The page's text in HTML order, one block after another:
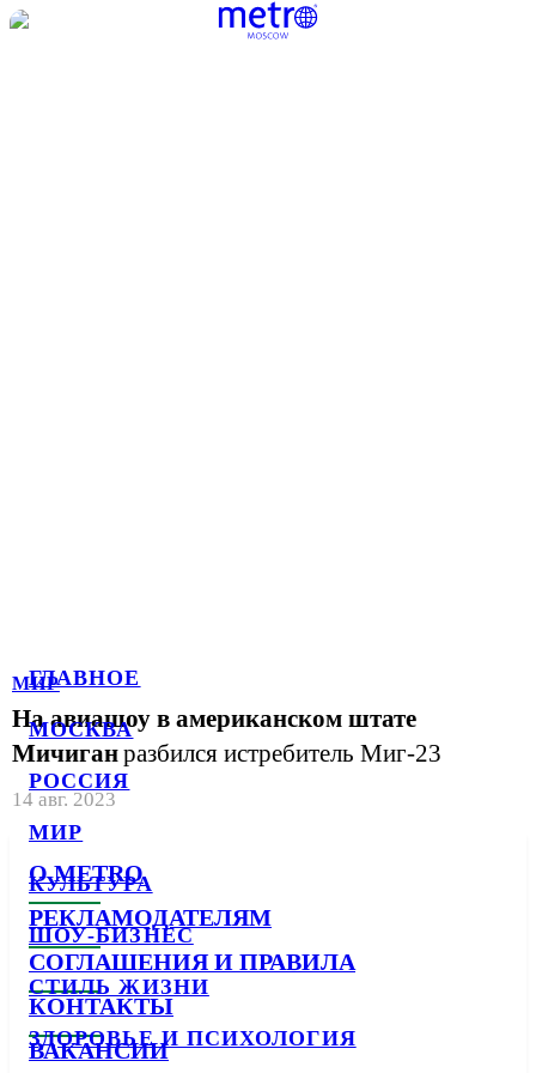
ГЛАВНОЕ
МОСКВА
РОССИЯ
МИР
КУЛЬТУРА
ШОУ-БИЗНЕС
СТИЛЬ ЖИЗНИ
ЗДОРОВЬЕ И ПСИХОЛОГИЯ
МИР
На авиашоу в американском штате
Мичиганразбился истребитель Миг-23
14 авг. 2023
О METRO
РЕКЛАМОДАТЕЛЯМ
СОГЛАШЕНИЯ И ПРАВИЛА
КОНТАКТЫ
ВАКАНСИИ